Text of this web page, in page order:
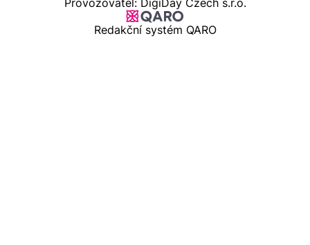
Provozovatel: DigiDay Czech s.r.o.
Redakční systém QARO